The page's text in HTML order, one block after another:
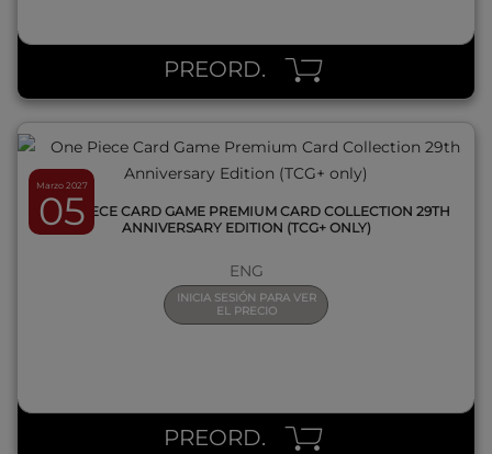
PREORD.
Marzo 2027
05
ONE PIECE CARD GAME PREMIUM CARD COLLECTION 29TH
ANNIVERSARY EDITION (TCG+ ONLY)
ENG
INICIA SESIÓN PARA VER
EL PRECIO
PREORD.